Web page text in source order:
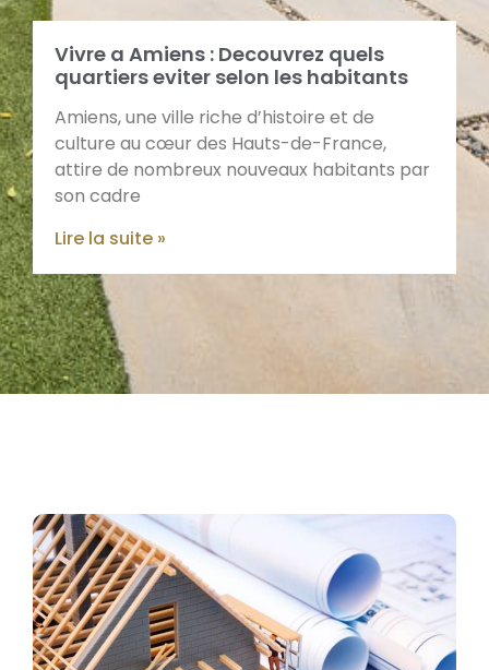
Vivre a Amiens : Decouvrez quels
quartiers eviter selon les habitants
Amiens, une ville riche d’histoire et de
culture au cœur des Hauts-de-France,
attire de nombreux nouveaux habitants par
son cadre
Lire la suite »